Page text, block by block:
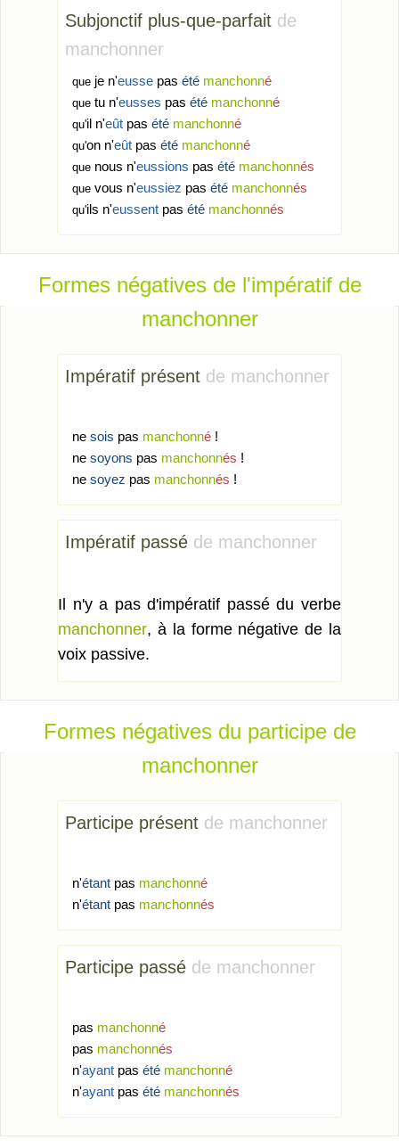
Subjonctif plus-que-parfait de
manchonner
que je n'eusse pas été manchonné
que tu n'eusses pas été manchonné
qu'il n'eût pas été manchonné
qu'on n'eût pas été manchonné
que nous n'eussions pas été manchonnés
que vous n'eussiez pas été manchonnés
qu'ils n'eussent pas été manchonnés
Formes négatives de l'impératif de
manchonner
Impératif présent de manchonner
ne sois pas manchonné !
ne soyons pas manchonnés !
ne soyez pas manchonnés !
Impératif passé de manchonner
Il n'y a pas d'impératif passé du verbe
manchonner, à la forme négative de la
voix passive.
Formes négatives du participe de
manchonner
Participe présent de manchonner
n'étant pas manchonné
n'étant pas manchonnés
Participe passé de manchonner
pas manchonné
pas manchonnés
n'ayant pas été manchonné
n'ayant pas été manchonnés